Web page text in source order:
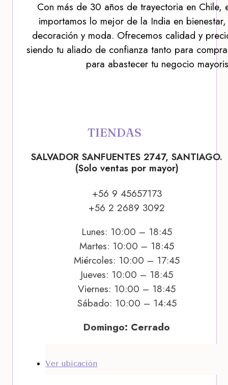
Con más de 30 años de trayectoria en Chile,
importamos lo mejor de la India en
decoración y moda. Ofrecemos calidad y
siendo tu aliado de confianza tanto para
para abastecer tu negocio
TIENDAS
SALVADOR SANFUENTES 2747, SANTIAGO.
(Solo ventas por mayor)
+56 9 45657173
+56 2 2689 3092
Lunes: 10:00 – 18:45
Martes: 10:00 – 18:45
Miércoles: 10:00 – 17:45
Jueves: 10:00 – 18:45
Viernes: 10:00 – 18:45
Sábado: 10:00 – 14:45
Domingo: Cerrado
Ver ubicación